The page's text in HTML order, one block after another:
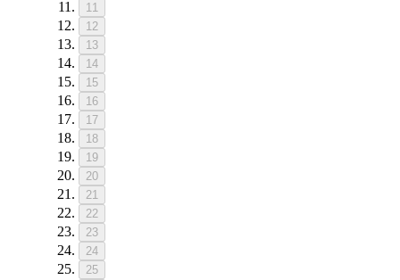
11
12
13
14
15
16
17
18
19
20
21
22
23
24
25